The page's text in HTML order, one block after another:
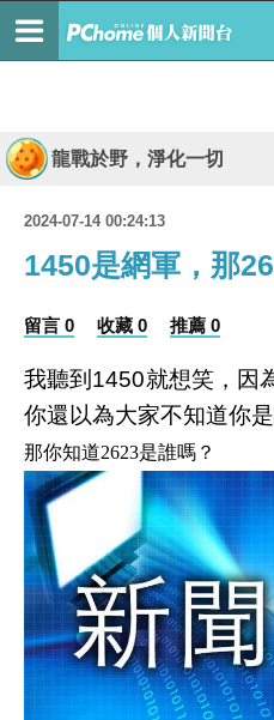
龍戰於野，淨化一切
2024-07-14 00:24:13
1450是網軍，那
留言 0 收藏 0 推薦 0
我聽到1450就想笑，因
你還以為大家不知道你是
那你知道2623是誰嗎？